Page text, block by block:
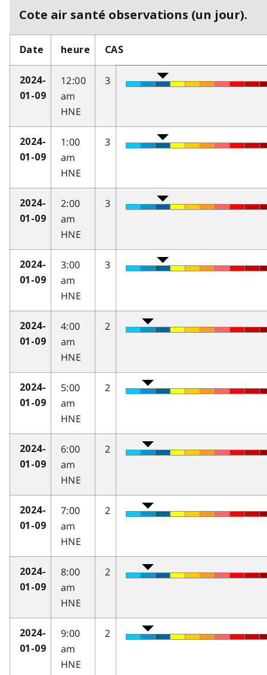
Cote air santé observations (un jour).
Date heure CAS
2024-
01-09
12:00
am
HNE
3
2024-
01-09
1:00
am
HNE
3
2024-
01-09
2:00
am
HNE
3
2024-
01-09
3:00
am
HNE
3
2024-
01-09
4:00
am
HNE
2
2024-
01-09
5:00
am
HNE
2
2024-
01-09
6:00
am
HNE
2
2024-
01-09
7:00
am
HNE
2
2024-
01-09
8:00
am
HNE
2
2024-
01-09
9:00
am
HNE
2